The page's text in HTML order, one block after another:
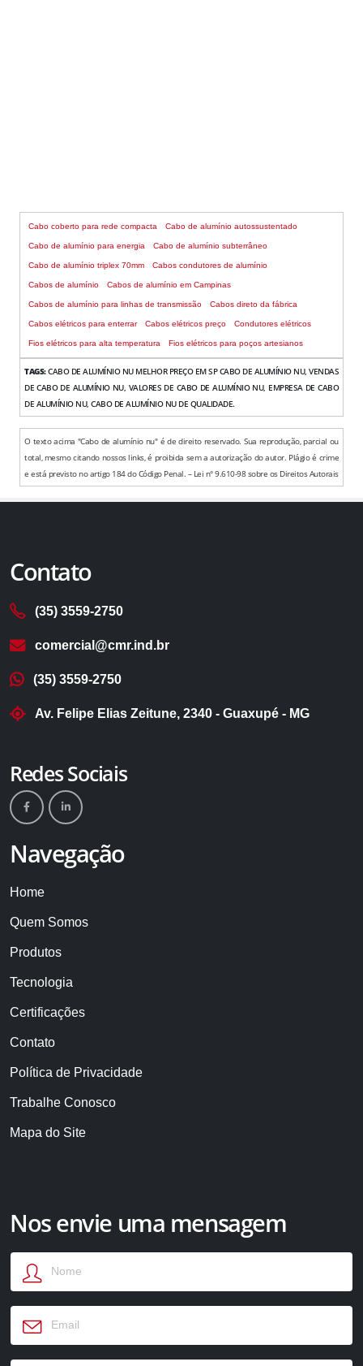
Cabo coberto para rede compacta Cabo de alumínio autossustentado
Cabo de alumínio para energia Cabo de alumínio subterrâneo
Cabo de alumínio triplex 70mm Cabos condutores de alumínio
Cabos de alumínio Cabos de alumínio em Campinas
Cabos de alumínio para linhas de transmissão Cabos direto da fábrica
Cabos elétricos para enterrar Cabos elétricos preço Condutores elétricos
Fios elétricos para alta temperatura Fios elétricos para poços artesianos
TAGS:CABO DE ALUMÍNIO NU MELHOR PREÇO EM SP CABO DE ALUMÍNIO NU, VENDAS
DE CABO DE ALUMÍNIO NU, VALORES DE CABO DE ALUMÍNIO NU, EMPRESA DE CABO
DE ALUMÍNIO NU, CABO DE ALUMÍNIO NU DE QUALIDADE.
O texto acima "Cabo de alumínio nu" é de direito reservado. Sua reprodução, parcial ou
total, mesmo citando nossos links, é proibida sem a autorização do autor. Plágio é crime
e está previsto no artigo 184 do Código Penal. – Lei n° 9.610-98 sobre os Direitos Autorais
Contato
(35) 3559-2750
comercial@cmr.ind.br
(35) 3559-2750
Av. Felipe Elias Zeitune, 2340 - Guaxupé - MG
Redes Sociais
Navegação
Home
Quem Somos
Produtos
Tecnologia
Certificações
Contato
Política de Privacidade
Trabalhe Conosco
Mapa do Site
Nos envie uma mensagem